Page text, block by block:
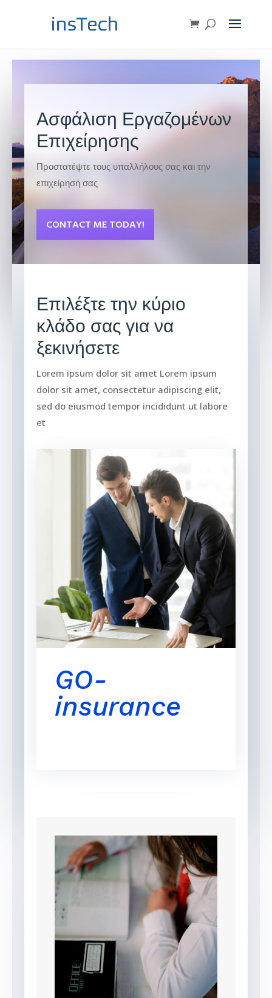
Ασφάλιση Εργαζομένων
Επιχείρησης
Προστατέψτε τους υπαλλήλους σας και την
επιχείρησή σας
CONTACT ME TODAY!
Επιλέξτε την κύριο
κλάδο σας για να
ξεκινήσετε
Lorem ipsum dolor sit amet Lorem ipsum
dolor sit amet, consectetur adipiscing elit,
sed do eiusmod tempor incididunt ut labore
et
GO-
insurance